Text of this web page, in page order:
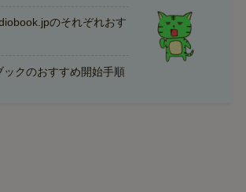
のそれぞれおす
ックのおすすめ開始手順